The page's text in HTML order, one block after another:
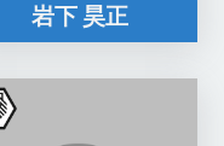
岩下 昊正